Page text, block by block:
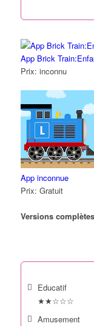
App Brick
Prix: inconnu
App inconnue
Prix: Gratuit
Versions
Educatif
★★☆☆☆
Amusement